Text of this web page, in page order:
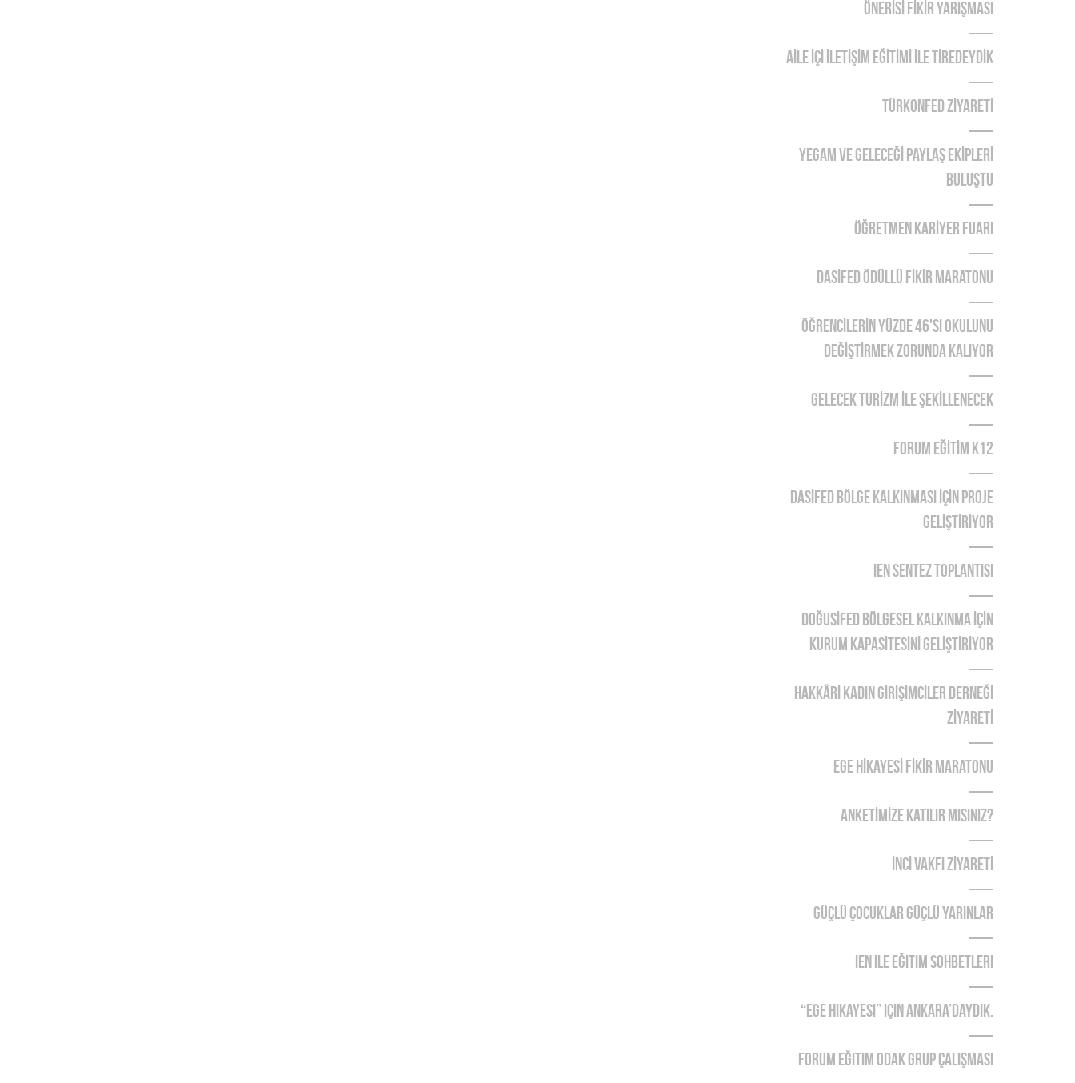
ÖNERİSİ FİKİR YARIŞMASI
AİLE İÇİ İLETİŞİM EĞİTİMİ İLE TİREDEYDİK
TÜRKONFED ZİYARETİ
YEGAM ve GELECEĞİ PAYLAŞ EKİPLERİ
BULUŞTU
ÖĞRETMEN KARİYER FUARI
DASİFED ÖDÜLLÜ FİKİR MARATONU
ÖĞRENCİLERİN YÜZDE 46'SI OKULUNU
DEĞİŞTİRMEK ZORUNDA KALIYOR
GELECEK TURİZM İLE ŞEKİLLENECEK
FORUM EĞİTİM K12
DASİFED BÖLGE KALKINMASI İÇİN PROJE
GELİŞTİRİYOR
IEN Sentez Toplantısı
DOĞUSİFED BÖLGESEL KALKINMA İÇİN
KURUM KAPASİTESİNİ GELİŞTİRİYOR
HAKKÂRİ KADIN GİRİŞİMCİLER DERNEĞİ
ZİYARETİ
EGE HİKAYESİ FİKİR MARATONU
ANKETİMİZE KATILIR MISINIZ?
İNCİ VAKFI ZİYARETİ
Güçlü Çocuklar Güçlü Yarınlar
IEN ile Eğitim Sohbetleri
“Ege Hikayesi” için Ankara’daydık.
Forum Eğitim Odak Grup Çalışması